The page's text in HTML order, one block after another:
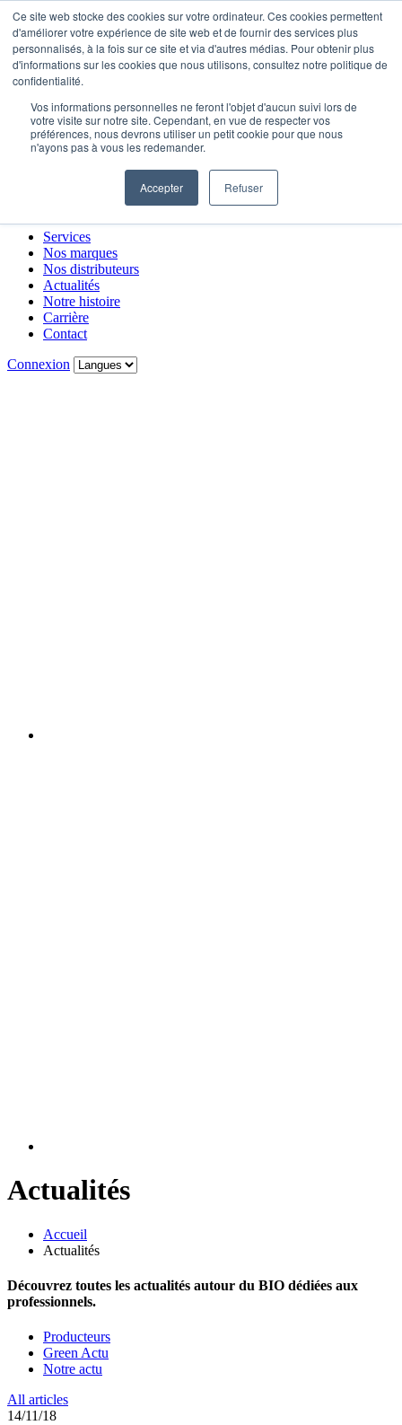
Ce site web stocke des cookies sur votre ordinateur. Ces cookies permettent
d'améliorer votre expérience de site web et de fournir des services plus
personnalisés, à la fois sur ce site et via d'autres médias. Pour obtenir plus
d'informations sur les cookies que nous utilisons, consultez notre politique de
confidentialité.
Vos informations personnelles ne feront l'objet d'aucun suivi lors de
votre visite sur notre site. Cependant, en vue de respecter vos
préférences, nous devrons utiliser un petit cookie pour que nous
n'ayons pas à vous les redemander.
Accepter Refuser
Services
Nos marques
Actualités
Notre histoire
Carrière
Contact
Connexion
Services
Nos marques
Nos distributeurs
Actualités
Notre histoire
Carrière
Contact
Connexion
Actualités
Accueil
Actualités
Découvrez toutes les actualités autour du BIO dédiées aux
professionnels.
Producteurs
Green Actu
Notre actu
All articles
14/11/18